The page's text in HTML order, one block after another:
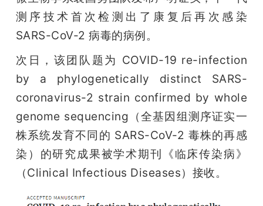
课
中
心
测序技术首次检测出了康复后再次感染
SARS-CoV-2 病毒的病例。
次日，该团队题为 COVID-19 re-infection
by a phylogenetically distinct SARS-
coronavirus-2 strain confirmed by whole
genome sequencing（全基因组测序证实一
株系统发育不同的 SARS-CoV-2 毒株的再感
染）的研究成果被学术期刊《临床传染病》
（Clinical Infectious Diseases）接收。